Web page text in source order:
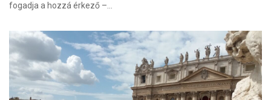
fogadja a hozzá érkező –…